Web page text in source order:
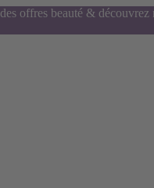
offres beauté & découvrez